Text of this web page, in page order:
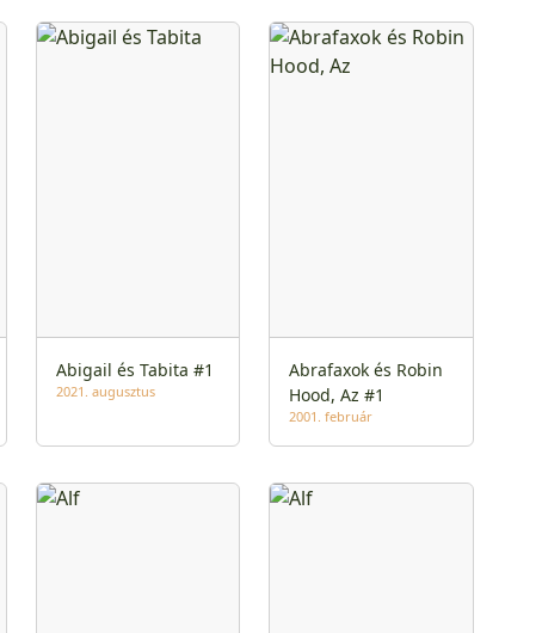
Abigail és Tabita #1
2021. augusztus
Abrafaxok és Robin
Hood, Az #1
2001. február